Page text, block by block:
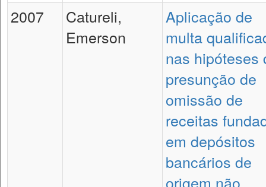
2007
Catureli,
Emerson
Aplicação de
multa
nas hipóteses
presunção de
omissão de
receitas
em depósitos
bancários de
origem não